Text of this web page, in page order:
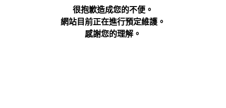
很抱歉造成您的不便。
網站目前正在進行預定維護。
感謝您的理解。